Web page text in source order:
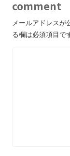
comment
メールアドレスが
る欄は必須項目で